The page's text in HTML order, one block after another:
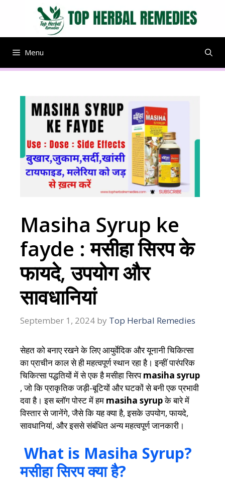
Menu
Masiha Syrup ke
fayde : मसीहा सिरप के
फायदे, उपयोग और
सावधानियां
September 1, 2024 by Top Herbal Remedies
सेहत को बनाए रखने के लिए आयुर्वेदिक और यूनानी चिकित्सा
का प्राचीन काल से ही महत्वपूर्ण स्थान रहा है। इन्हीं पारंपरिक
चिकित्सा पद्धतियों में से एक है मसीहा सिरपmasiha syrup
, जो कि प्राकृतिक जड़ी-बूटियों और घटकों से बनी एक प्रभावी
दवा है। इस ब्लॉग पोस्ट में हम masiha syrupके बारे में
विस्तार से जानेंगे, जैसे कि यह क्या है, इसके उपयोग, फायदे,
सावधानियां, और इससे संबंधित अन्य महत्वपूर्ण जानकारी।
What is Masiha Syrup?
मसीहा सिरप क्या है?